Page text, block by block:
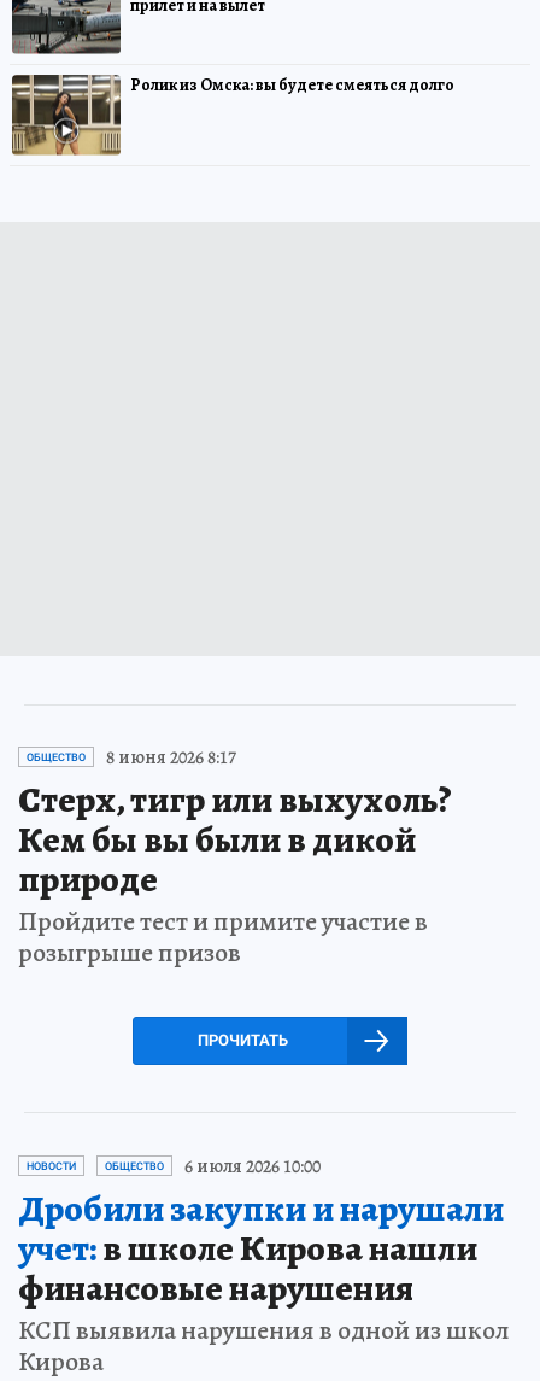
прилет и на вылет
Ролик из Омска: вы будете смеяться долго
ОБЩЕСТВО 8 июня 2026 8:17
Стерх, тигр или выхухоль?
Кем бы вы были в дикой
природе
Пройдите тест и примите участие в
розыгрыше призов
ПРОЧИТАТЬ
НОВОСТИ ОБЩЕСТВО 6 июля 2026 10:00
Дробили закупки и нарушали
учет:в школе Кирова нашли
финансовые нарушения
КСП выявила нарушения в одной из школ
Кирова